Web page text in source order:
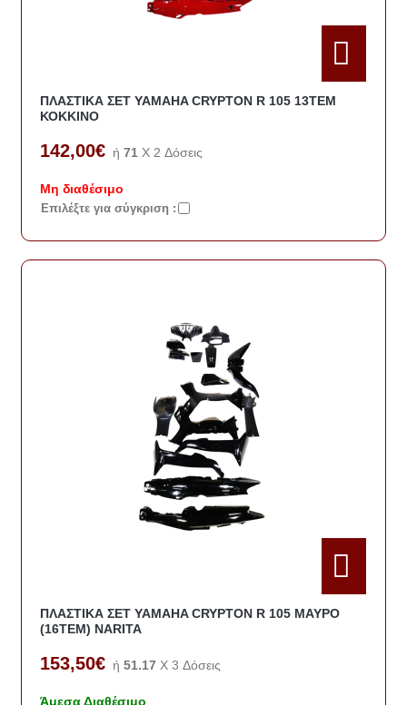
ΠΛΑΣΤΙΚΑ ΣΕΤ YAMAHA CRYPTON R 105 13ΤΕΜ
ΚΟΚΚΙΝΟ
142,00€ ή 71 X 2 Δόσεις
Μη διαθέσιμο
Eπιλέξτε για σύγκριση :
ΠΛΑΣΤΙΚΑ ΣΕΤ YAMAHA CRYPTON R 105 ΜΑΥΡΟ
(16TEM) NARITA
153,50€ ή 51.17 X 3 Δόσεις
Άμεσα Διαθέσιμο